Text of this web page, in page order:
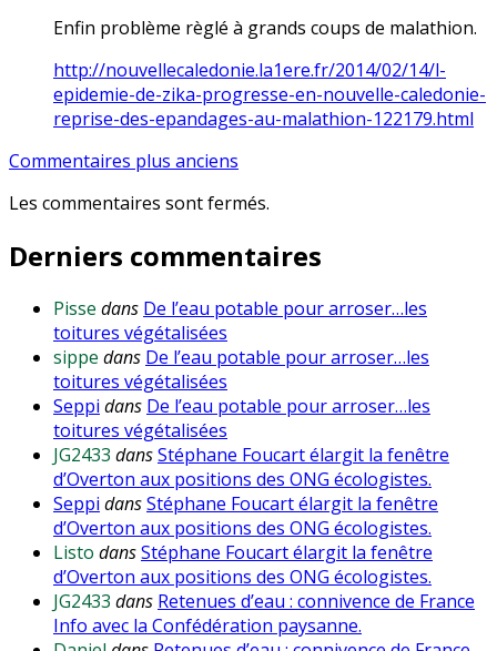
Enfin problème règlé à grands coups de malathion.
http://nouvellecaledonie.la1ere.fr/2014/02/14/l-
epidemie-de-zika-progresse-en-nouvelle-caledonie-
reprise-des-epandages-au-malathion-122179.html
Navigation
dans
les
commentaires
Commentaires plus anciens
Les commentaires sont fermés.
Derniers commentaires
Pisse dans De l’eau potable pour arroser…les
toitures végétalisées
sippe dans De l’eau potable pour arroser…les
toitures végétalisées
Seppi dans De l’eau potable pour arroser…les
toitures végétalisées
JG2433 dansStéphane Foucart élargit la fenêtre
d’Overton aux positions des ONG écologistes.
Seppi dansStéphane Foucart élargit la fenêtre
d’Overton aux positions des ONG écologistes.
Listo dansStéphane Foucart élargit la fenêtre
d’Overton aux positions des ONG écologistes.
JG2433 dans Retenues d’eau : connivence de France
Info avec la Confédération paysanne.